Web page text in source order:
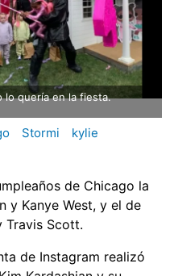
lo quería en la fiesta.
Stormi
kylie
de Chicago la
y Kanye West, y el de
Travis Scott.
de Instagram realizó